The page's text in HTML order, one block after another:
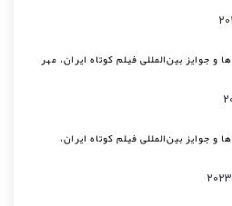
جوایز بین‌المللی فیلم کوتاه ایران، مهر
جوایز بین‌المللی فیلم کوتاه ایران،